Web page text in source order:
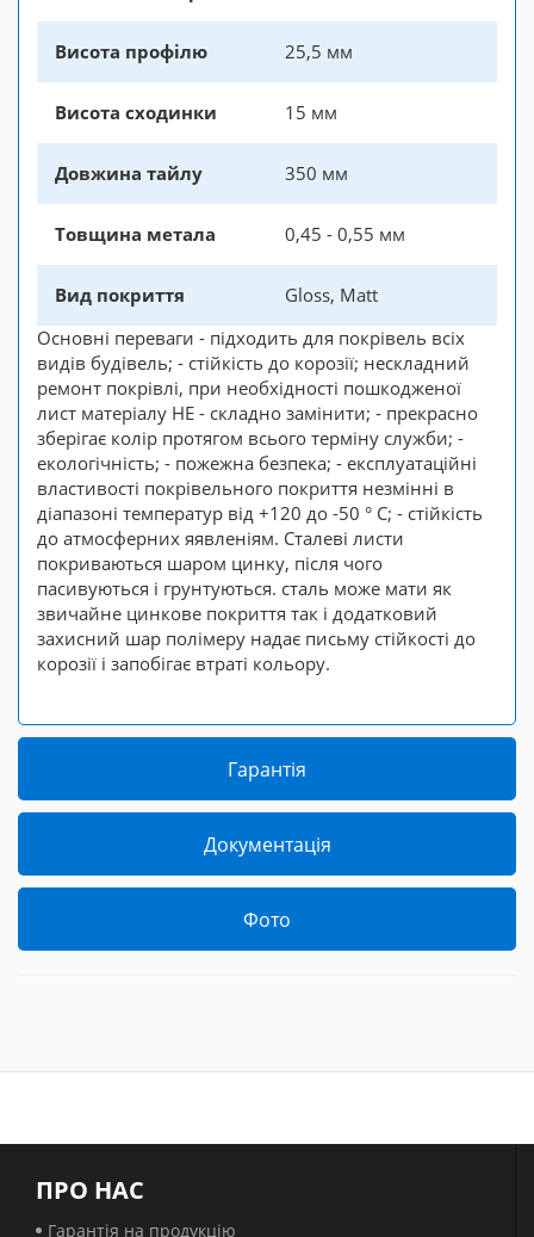
Висота профілю 25,5 мм
Висота сходинки 15 мм
Довжина тайлу 350 мм
Товщина метала 0,45 - 0,55 мм
Вид покриття
Gloss, Matt
Основні переваги - підходить для покрівель всіх
видів будівель; - стійкість до корозії; нескладний
ремонт покрівлі, при необхідності пошкодженої
лист матеріалу НЕ - складно замінити; - прекрасно
зберігає колір протягом всього терміну служби; -
екологічність; - пожежна безпека; - експлуатаційні
властивості покрівельного покриття незмінні в
діапазоні температур від +120 до -50 ° C; - стійкість
до атмосферних яявленіям. Сталеві листи
покриваються шаром цинку, після чого
пасивуються і грунтуються. сталь може мати як
звичайне цинкове покриття так і додатковий
захисний шар полімеру надає письму стійкості до
корозії і запобігає втраті кольору.
Гарантія
Документація
Фото
ПРО НАС
Гарантія на продукцію